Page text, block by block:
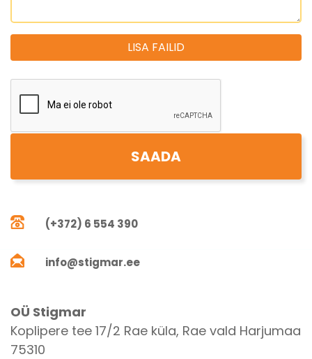
LISA FAILID
(+372) 6 554 390
info@stigmar.ee
OÜ Stigmar
Koplipere tee 17/2 Rae küla, Rae vald Harjumaa
75310